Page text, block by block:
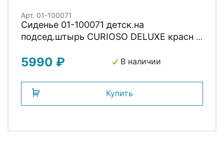
Арт. 01-100071
Сиденье 01-100071 детск.на
подсед.штырь CURIOSO DELUXE красн с
5990 ₽ В наличии
Купить